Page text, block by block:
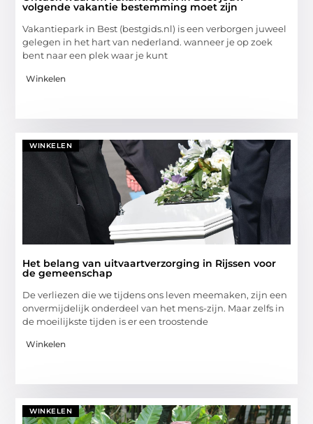
volgende vakantie bestemming moet zijn
Vakantiepark in Best (bestgids.nl) is een verborgen juweel
gelegen in het hart van nederland. wanneer je op zoek
bent naar een plek waar je kunt
Winkelen
WINKELEN
Het belang van uitvaartverzorging in Rijssen voor
de gemeenschap
De verliezen die we tijdens ons leven meemaken, zijn een
onvermijdelijk onderdeel van het mens-zijn. Maar zelfs in
de moeilijkste tijden is er een troostende
Winkelen
WINKELEN